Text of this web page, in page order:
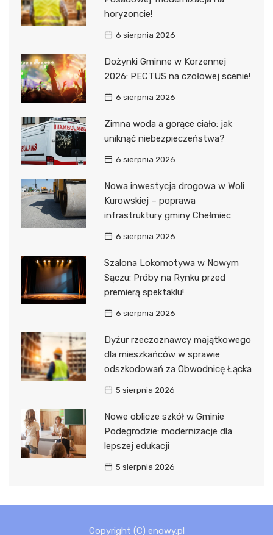
horyzoncie!
6 sierpnia 2026
Dożynki Gminne w Korzennej
2026: PECTUS na czołowej scenie!
6 sierpnia 2026
Zimna woda a gorące ciało: jak
uniknąć niebezpieczeństwa?
6 sierpnia 2026
Nowa inwestycja drogowa w Woli
Kurowskiej – poprawa
infrastruktury gminy Chełmiec
6 sierpnia 2026
Szalona Lokomotywa w Nowym
Sączu: Próby na Rynku przed
premierą spektaklu!
6 sierpnia 2026
Dyżur rzeczoznawcy majątkowego
dla mieszkańców w sprawie
odszkodowań za Obwodnicę Łącka
5 sierpnia 2026
Nowe oblicze szkół w Gminie
Podegrodzie: modernizacje dla
lepszej edukacji
5 sierpnia 2026
Copyright (C) enowy.pl